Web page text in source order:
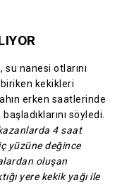
nanesi otlarını
kekikleri
erken saatlerinde
söyledi.
4 saat
yüzüne değince
oluşan
yere kekik yağı ile